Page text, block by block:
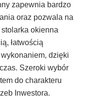
zapewnia bardzo
oraz pozwala na
okienna
łatwością
dzięki
Szeroki wybór
do charakteru
Inwestora.